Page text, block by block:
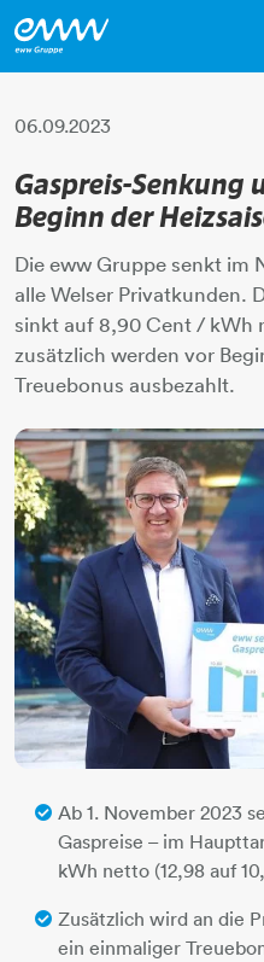
06.09.2023
Gaspreis-Senkung
Beginn der
Die eww Gruppe senkt im
alle Welser Privatkunden.
sinkt auf 8,90 Cent / kWh
zusätzlich werden vor
Treuebonus ausbezahlt.
Ab 1. November 2023
Gaspreise – im
kWh netto (12,98 auf
Zusätzlich wird an die
ein einmaliger